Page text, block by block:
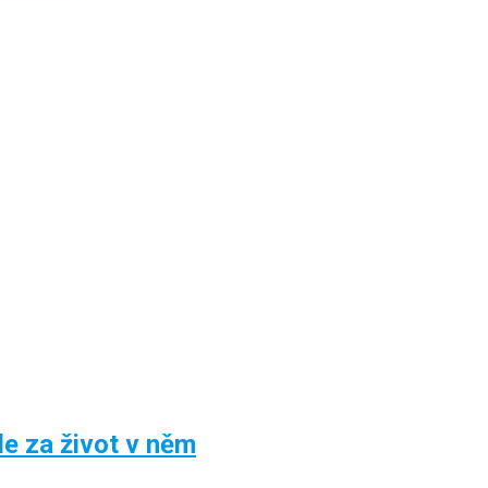
za život v něm